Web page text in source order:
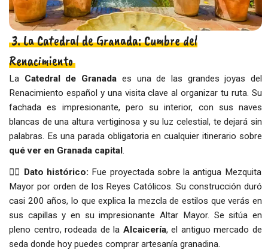
3. La Catedral de Granada: Cumbre del
Renacimiento
La Catedral de Granada es una de las grandes joyas del
Renacimiento español y una visita clave al organizar tu ruta. Su
fachada es impresionante, pero su interior, con sus naves
blancas de una altura vertiginosa y su luz celestial, te dejará sin
palabras. Es una parada obligatoria en cualquier itinerario sobre
qué ver en Granada capital
👉🏻 Dato histórico: Fue proyectada sobre la antigua Mezquita
Mayor por orden de los Reyes Católicos. Su construcción duró
casi 200 años, lo que explica la mezcla de estilos que verás en
sus capillas y en su impresionante Altar Mayor. Se sitúa en
pleno centro, rodeada de la Alcaicería, el antiguo mercado de
seda donde hoy puedes comprar artesanía granadina.